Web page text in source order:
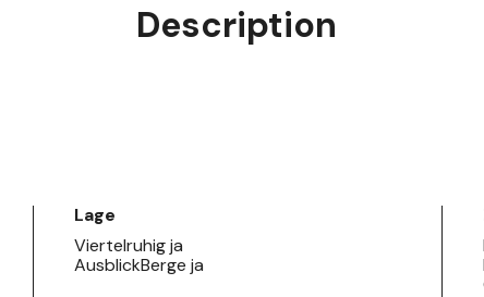
Description
Lage
Viertelruhig ja
AusblickBerge ja